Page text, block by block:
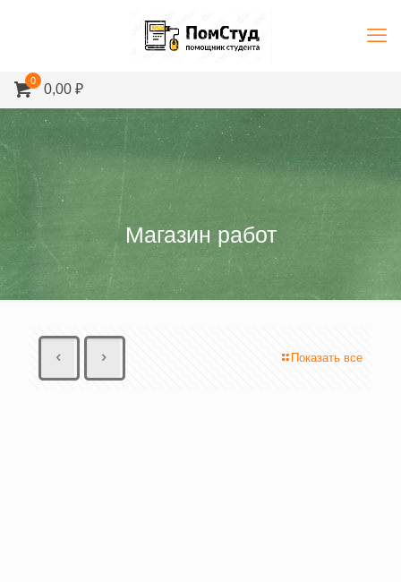
0
0,00 ₽
Магазин работ
Показать все